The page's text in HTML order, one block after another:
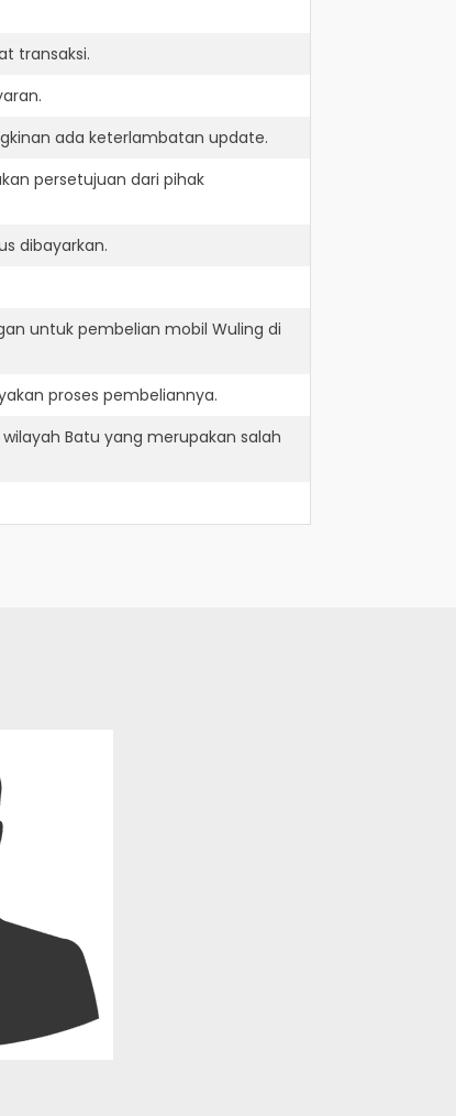
transaksi.
ada keterlambatan update.
persetujuan dari pihak
dibayarkan.
untuk pembelian mobil Wuling di
proses pembeliannya.
Batu yang merupakan salah